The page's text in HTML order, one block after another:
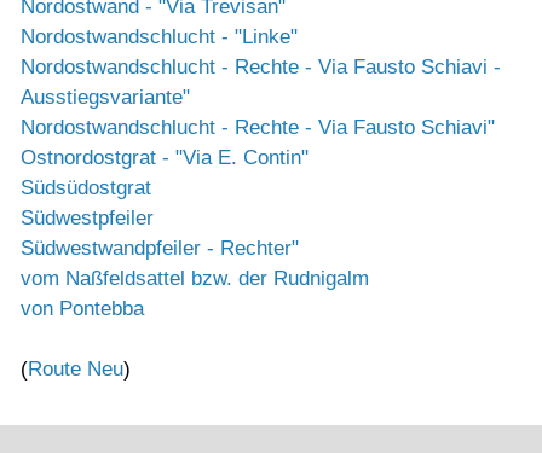
Nordostwand - "Via Trevisan"
Nordostwandschlucht - "Linke"
Nordostwandschlucht - Rechte - Via Fausto Schiavi -
Ausstiegsvariante"
Nordostwandschlucht - Rechte - Via Fausto Schiavi"
Ostnordostgrat - "Via E. Contin"
Südsüdostgrat
Südwestpfeiler
Südwestwandpfeiler - Rechter"
vom Naßfeldsattel bzw. der Rudnigalm
von Pontebba
(Route Neu)